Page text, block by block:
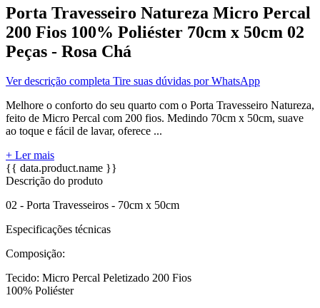
Porta Travesseiro Natureza Micro Percal
200 Fios 100% Poliéster 70cm x 50cm 02
Peças - Rosa Chá
Ver descrição completa Tire suas dúvidas por WhatsApp
Melhore o conforto do seu quarto com o Porta Travesseiro Natureza,
feito de Micro Percal com 200 fios. Medindo 70cm x 50cm, suave
ao toque e fácil de lavar, oferece ...
+ Ler mais
{{ data.product.name }}
Descrição do produto
02 - Porta Travesseiros - 70cm x 50cm
Especificações técnicas
Composição:
Tecido: Micro Percal Peletizado 200 Fios
100% Poliéster